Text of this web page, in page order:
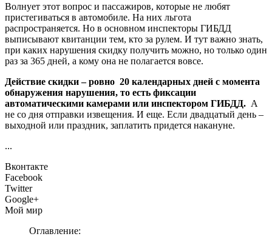
Волнует этот вопрос и пассажиров, которые не любят
пристегиваться в автомобиле. На них льгота
распространяется. Но в основном инспекторы ГИБДД
выписывают квитанции тем, кто за рулем. И тут важно знать,
при каких нарушения скидку получить можно, но только один
раз за 365 дней, а кому она не полагается вовсе.
Действие скидки – ровно 20 календарных дней с момента
обнаружения нарушения, то есть фиксации
автоматическими камерами или инспектором ГИБДД. А
не со дня отправки извещения. И еще. Если двадцатый день –
выходной или праздник, заплатить придется накануне.
...
Вконтакте
Facebook
Twitter
Google+
Мой мир
Оглавление: